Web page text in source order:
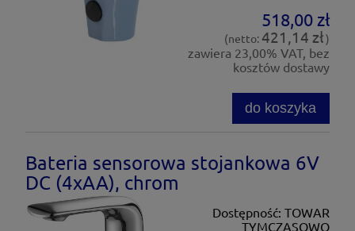
518,00 zł
(netto: 421,14 zł)
zawiera 23,00% VAT, bez
kosztów dostawy
do koszyka
Bateria sensorowa stojankowa 6V
DC (4xAA), chrom
Dostępność: TOWAR
TYMCZASOWO